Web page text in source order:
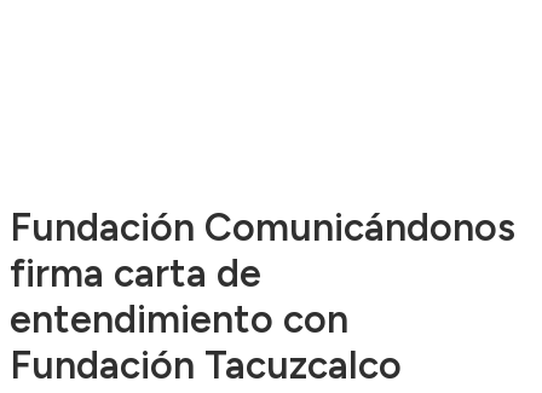
Fundación Comunicándonos
firma carta de
entendimiento con
Fundación Tacuzcalco